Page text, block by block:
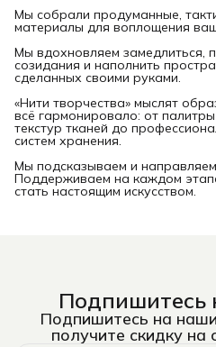
Мы собрали продуманные,
материалы для воплощения
Мы вдохновляем замедлиться,
созидания и наполнить
сделанных своими руками.
«Нити творчества» мыслят
всё гармонировало: от
текстур тканей до
систем хранения.
Мы подсказываем и
Поддерживаем на каждом
стать настоящим искусством.
Подпишитесь
Подпишитесь на
получите скидку